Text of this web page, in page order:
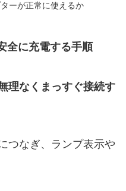
ーが正常に使えるか
全に充電する手順
理なくまっすぐ接続す
つなぎ、ランプ表示や